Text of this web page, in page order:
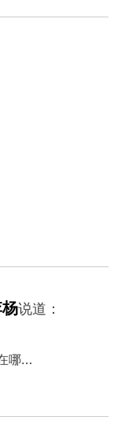
说道：
哪…